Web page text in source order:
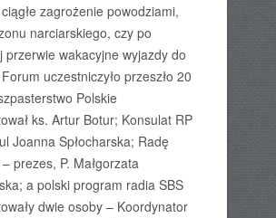
zagrożenie powodziami,
narciarskiego, czy po
przerwie wakacyjne wyjazdy do
uczestniczyło przeszło 20
Polskie
ks. Artur Botur; Konsulat RP
Joanna Spłocharska; Radę
prezes, P. Małgorzata
a polski program radia SBS
dwie osoby – Koordynator